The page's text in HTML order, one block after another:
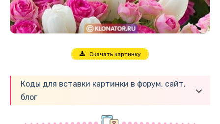
Скачать картинку
Коды для вставки картинки в форум, сайт,
блог